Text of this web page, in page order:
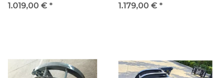
1.019,00 € *
1.179,00 € *